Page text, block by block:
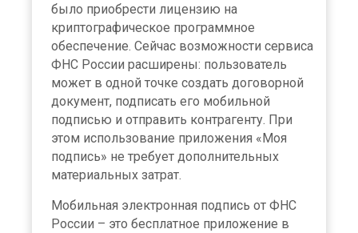
было приобрести лицензию на
криптографическое программное
обеспечение. Сейчас возможности сервиса
ФНС России расширены: пользователь
может в одной точке создать договорной
документ, подписать его мобильной
подписью и отправить контрагенту. При
этом использование приложения «Моя
подпись» не требует дополнительных
материальных затрат.
Мобильная электронная подпись от ФНС
России – это бесплатное приложение в